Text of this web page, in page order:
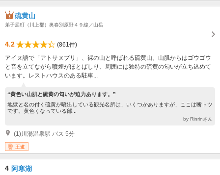
硫黄山
弟子屈町（川上郡）奥春別原野４９線／山岳
4.2
(861件)
アイヌ語で「アトサヌプリ」、裸の山と呼ばれる硫黄山。山肌からはゴウゴウ
と音を立てながら噴煙がほとばしり、周囲には独特の硫黄の匂いが立ち込めて
います。レストハウスのある駐車...
“黄色い山肌と硫黄の匂いが迫力あります。”
地獄と名の付く硫黄が噴出している観光名所は、いくつかありますが、ここは断トツ
です。黄色くなっている部...
by Rinrinさん
(1)川湯温泉駅 バス 5分
王道
4 阿寒湖